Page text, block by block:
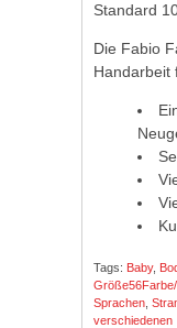
Standard
Die Fabio
Handarbeit
Tags: Baby,
Sprachen
verschiedenen